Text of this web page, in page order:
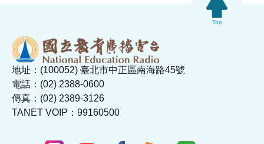
地址：(100052) 臺北市中正區南海路45號
電話：(02) 2388-0600
傳真：(02) 2389-3126
TANET VOIP：99160500
Top